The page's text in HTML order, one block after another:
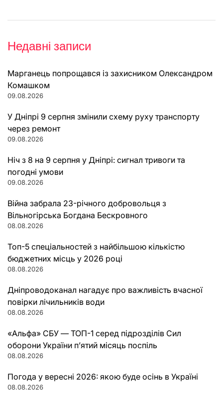
Недавні записи
Марганець попрощався із захисником Олександром
Комашком
09.08.2026
У Дніпрі 9 серпня змінили схему руху транспорту
через ремонт
09.08.2026
Ніч з 8 на 9 серпня у Дніпрі: сигнал тривоги та
погодні умови
09.08.2026
Війна забрала 23-річного добровольця з
Вільногірська Богдана Бескровного
08.08.2026
Топ-5 спеціальностей з найбільшою кількістю
бюджетних місць у 2026 році
08.08.2026
Дніпроводоканал нагадує про важливість вчасної
повірки лічильників води
08.08.2026
«Альфа» СБУ — ТОП-1 серед підрозділів Сил
оборони України п’ятий місяць поспіль
08.08.2026
Погода у вересні 2026: якою буде осінь в Україні
08.08.2026